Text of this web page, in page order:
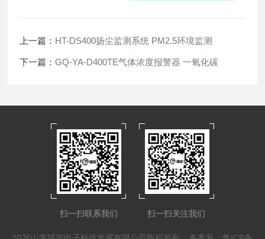
上一篇： HT-DS400扬尘监测系统 PM2.5环境监测
下一篇：GQ-YA-D400TE气体浓度报警器 一氧化碳
扫一扫联系我们 扫一扫关注我们